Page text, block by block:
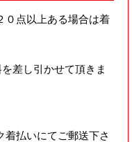
０点以上ある場合は着
差し引かせて頂きま
払いにてご郵送下さ